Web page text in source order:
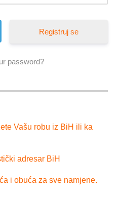
Registruj se
password?
Vašu robu iz BiH ili ka
adresar BiH
i obuća za sve namjene.